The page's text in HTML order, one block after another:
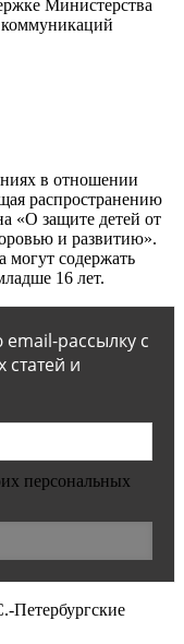
Министерства
коммуникаций
в отношении
распространению
«О защите детей от
и развитию».
могут содержать
16 лет.
рассылку с
и
персональных
Петербургские